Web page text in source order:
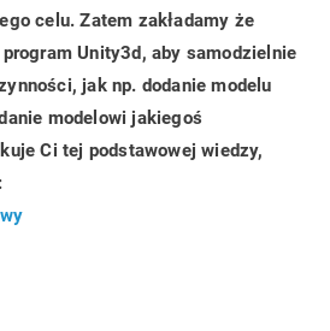
celu. Zatem zakładamy że
Unity3d, aby samodzielnie
jak np. dodanie modelu
modelowi jakiegoś
Ci tej podstawowej wiedzy,